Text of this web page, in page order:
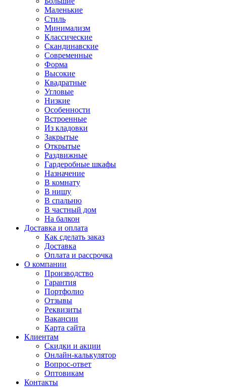
Маленькие
Стиль
Минимализм
Классические
Скандинавские
Современные
Форма
Высокие
Квадратные
Угловые
Низкие
Особенности
Встроенные
Из кладовки
Закрытые
Открытые
Раздвижные
Гардеробные шкафы
Назначение
В комнату
В нишу
В спальню
В частный дом
На балкон
Доставка и оплата
Как сделать заказ
Доставка
Оплата и рассрочка
О компании
Производство
Гарантия
Портфолио
Отзывы
Реквизиты
Вакансии
Карта сайта
Клиентам
Скидки и акции
Онлайн-калькулятор
Вопрос-ответ
Оптовикам
Контакты